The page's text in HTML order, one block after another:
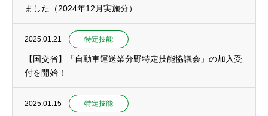
ました（2024年12月実施分）
2025.01.21 特定技能
【国交省】「自動車運送業分野特定技能協議会」の加入受
付を開始！
2025.01.15 特定技能